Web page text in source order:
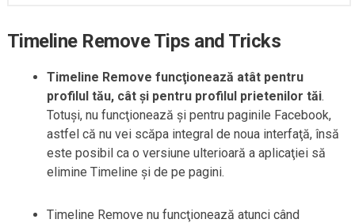
Timeline Remove Tips and Tricks
Timeline Remove funcţionează atât pentru
profilul tău, cât şi pentru profilul prietenilor tăi.
Totuşi, nu funcţionează şi pentru paginile Facebook,
astfel că nu vei scăpa integral de noua interfaţă, însă
este posibil ca o versiune ulterioară a aplicaţiei să
elimine Timeline şi de pe pagini.
Timeline Remove nu funcţionează atunci când